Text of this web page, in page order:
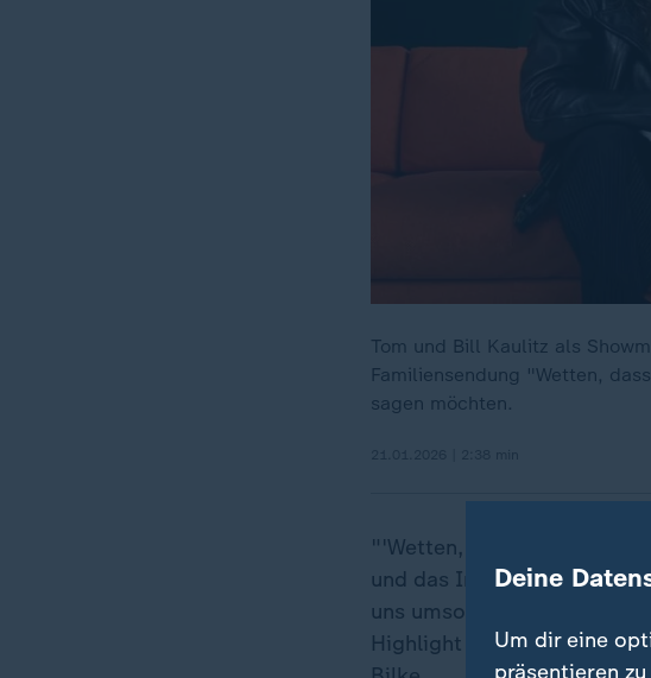
Tom und Bill Kaulitz als
Familiensendung "Wetten,
sagen möchten.
"'Wetten, dass..?' hat
und das Interesse des
uns umso mehr, dass wir
Highlight für 2026
Deine
Um dir eine
präsentieren